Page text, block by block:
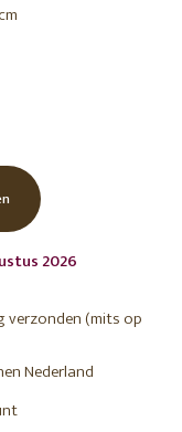
2026
verzonden (mits op
Nederland